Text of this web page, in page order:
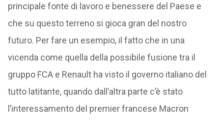
principale fonte di lavoro e benessere del Paese e
che su questo terreno si gioca gran del nostro
futuro. Per fare un esempio, il fatto che in una
vicenda come quella della possibile fusione tra il
gruppo FCA e Renault ha visto il governo italiano del
tutto latitante, quando dall’altra parte c’è stato
l’interessamento del premier francese Macron